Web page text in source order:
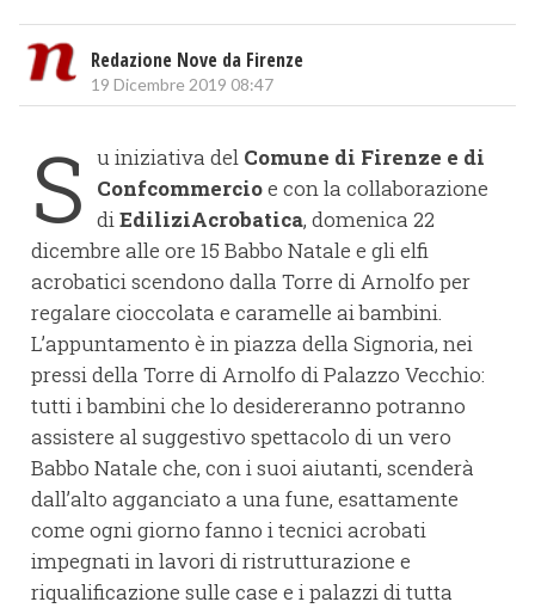
Redazione Nove da Firenze
19 Dicembre 2019 08:47
S u iniziativa del Comune di Firenze e di
Confcommercioe con la collaborazione
diEdiliziAcrobatica, domenica 22
dicembre alle ore 15 Babbo Natale e gli elfi
acrobatici scendono dalla Torre di Arnolfo per
regalare cioccolata e caramelle ai bambini.
L’appuntamento è in piazza della Signoria, nei
pressi della Torre di Arnolfo di Palazzo Vecchio:
tutti i bambini che lo desidereranno potranno
assistere al suggestivo spettacolo di un vero
Babbo Natale che, con i suoi aiutanti, scenderà
dall’alto agganciato a una fune, esattamente
come ogni giorno fanno i tecnici acrobati
impegnati in lavori di ristrutturazione e
riqualificazione sulle case e i palazzi di tutta